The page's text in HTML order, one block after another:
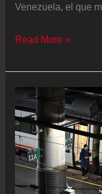
Venezuela, el que
Los
ganan
presencia
en
el
mercado
laboral
español:
Read More »